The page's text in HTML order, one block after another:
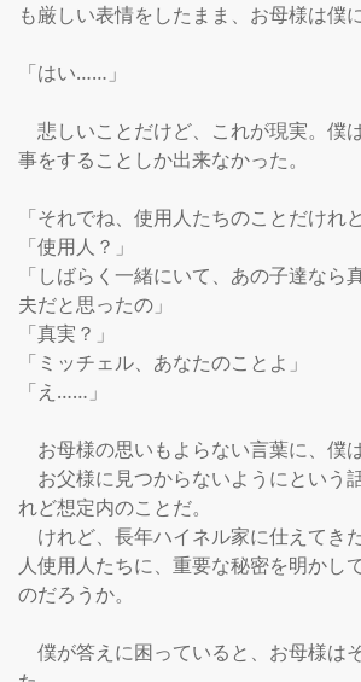
も厳しい表情をしたまま、お母様は僕
「はい……」
悲しいことだけど、これが現実。僕
事をすることしか出来なかった。
「それでね、使用人たちのことだけれ
「使用人？」
「しばらく一緒にいて、あの子達なら
夫だと思ったの」
「真実？」
「ミッチェル、あなたのことよ」
「え……」
お母様の思いもよらない言葉に、僕
お父様に見つからないようにという
れど想定内のことだ。
けれど、長年ハイネル家に仕えてき
人使用人たちに、重要な秘密を明かし
のだろうか。
僕が答えに困っていると、お母様は